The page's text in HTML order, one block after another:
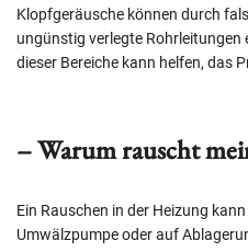
Klopfgeräusche können durch
ungünstig verlegte Rohrleitungen
dieser Bereiche kann helfen, das
– Warum rauscht
Ein Rauschen in der Heizung
Umwälzpumpe oder auf